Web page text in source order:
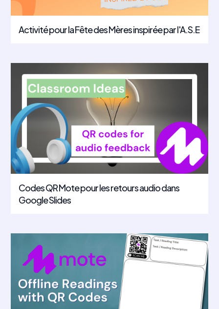
Activité pour la Fête des Mères inspirée par l'A.S.E‍
Codes QR Mote pour les retours audio dans
Google Slides